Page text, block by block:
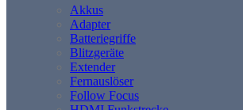
Akkus
Adapter
Batteriegriffe
Blitzgeräte
Extender
Fernauslöser
Follow Focus